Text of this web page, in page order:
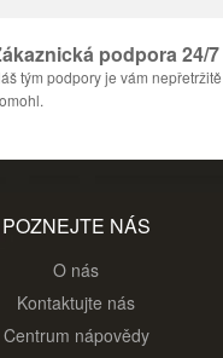
podpora 24/7
tým podpory je vám
POZNEJTE NÁS
O nás
Kontaktujte nás
Centrum nápovědy